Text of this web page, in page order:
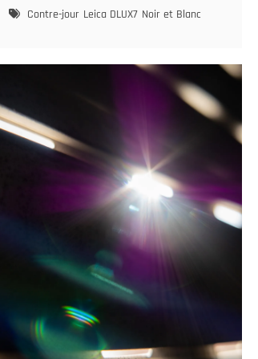
Contre-jour Leica DLUX7 Noir et Blanc